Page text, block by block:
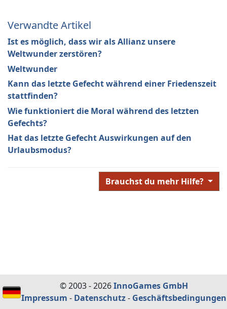
Verwandte Artikel
Ist es möglich, dass wir als Allianz unsere
Weltwunder zerstören?
Weltwunder
Kann das letzte Gefecht während einer Friedenszeit
stattfinden?
Wie funktioniert die Moral während des letzten
Gefechts?
Hat das letzte Gefecht Auswirkungen auf den
Urlaubsmodus?
Brauchst du mehr Hilfe?
© 2003 - 2026InnoGames GmbH
Impressum - Datenschutz- Geschäftsbedingungen